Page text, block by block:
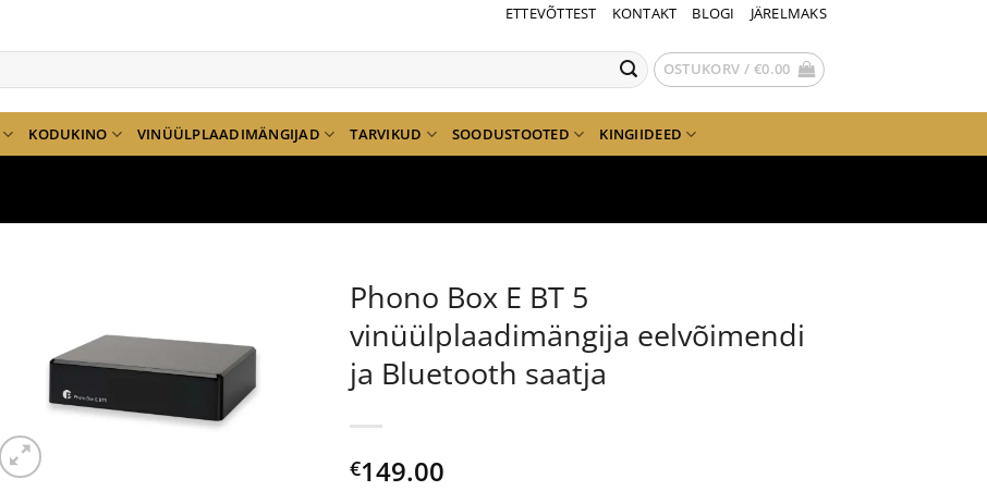
ETTEVÕTTEST KONTAKT BLOGI JÄRELMAKS
OSTUKORV / €0.00
KODUKINO VINÜÜLPLAADIMÄNGIJAD TARVIKUD SOODUSTOOTED KINGIIDEED
Phono Box E BT 5
vinüülplaadimängija eelvõimendi
ja Bluetooth saatja
€149.00